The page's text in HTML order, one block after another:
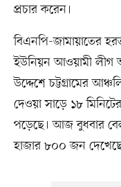
প্রচার করেন।
বিএনপি-জামায়াতের
ইউনিয়ন আওয়ামী লীগ
উদ্দেশে চট্টগ্রামের
দেওয়া সাড়ে ১৮
পড়েছে। আজ বুধবার
হাজার ৮০০ জন